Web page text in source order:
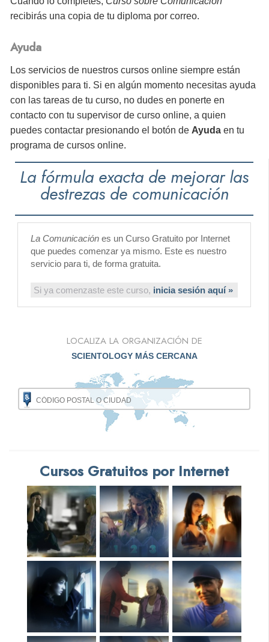
recibirás una copia de tu diploma por correo.
Ayuda
Los servicios de nuestros cursos online siempre están
disponibles para ti. Si en algún momento necesitas ayuda
con las tareas de tu curso, no dudes en ponerte en
contacto con tu supervisor de curso online, a quien
puedes contactar presionando el botón de Ayuda en tu
programa de cursos online.
La fórmula exacta de mejorar las
destrezas de comunicación
La Comunicación es un Curso Gratuito por Internet
que puedes comenzar ya mismo. Este es nuestro
servicio para ti, de forma gratuita.
Si ya comenzaste este curso, inicia sesión aquí »
LOCALIZA LA ORGANIZACIÓN DE
SCIENTOLOGY MÁS CERCANA
Cursos Gratuitos por Internet